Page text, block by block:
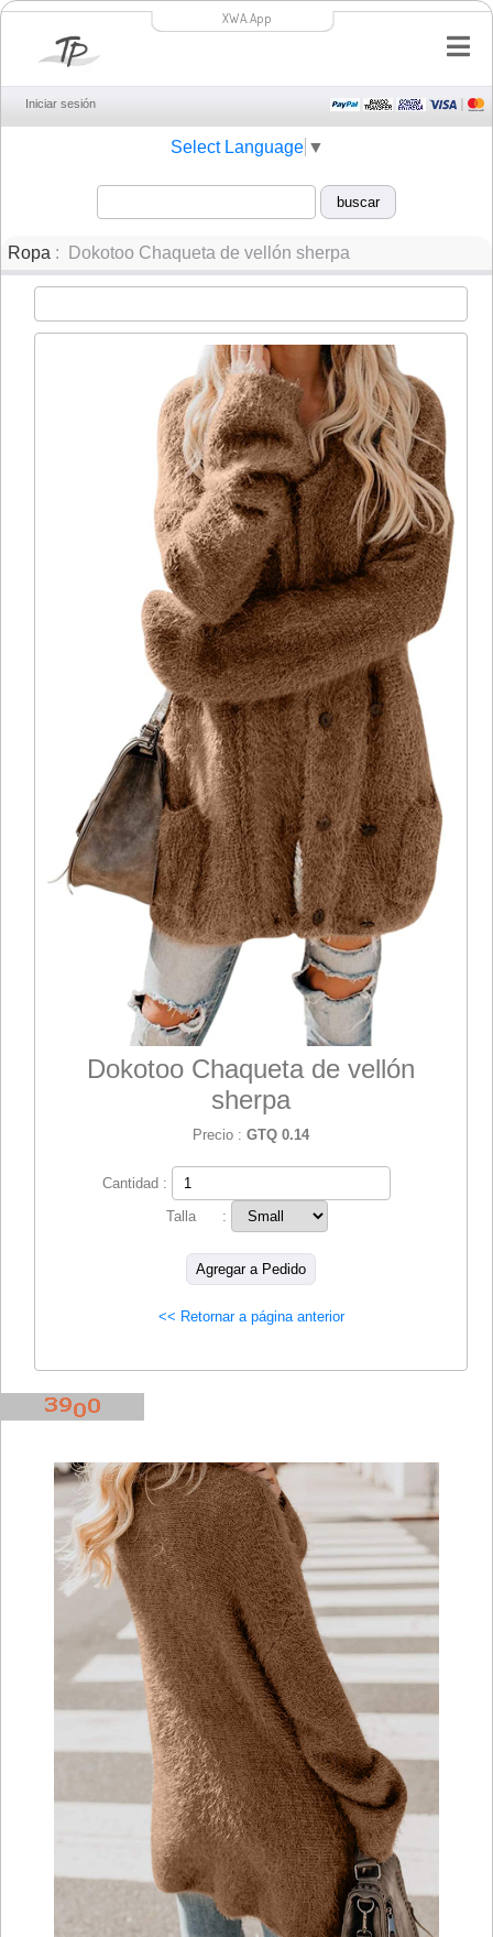
XWA.App
Iniciar sesión
Select Language ▼
Ropa : Dokotoo Chaqueta de vellón sherpa
Dokotoo Chaqueta de vellón
sherpa
Precio : GTQ 0.14
Cantidad :
Talla :
<< Retornar a página anterior